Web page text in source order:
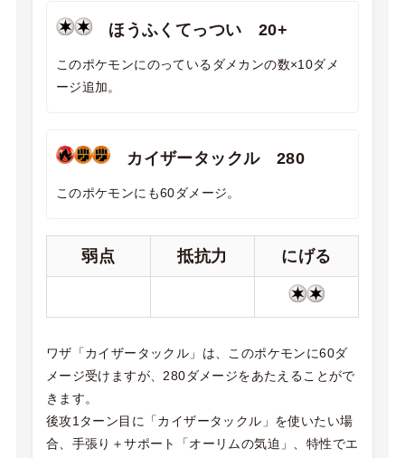
ほうふくてっつい 20+
このポケモンにのっているダメカンの数×10ダメ
ージ追加。
カイザータックル 280
このポケモンにも60ダメージ。
弱点 抵抗力 にげる
ワザ「カイザータックル」は、このポケモンに60ダ
メージ受けますが、280ダメージをあたえることがで
きます。
後攻1ターン目に「カイザータックル」を使いたい場
合、手張り＋サポート「オーリムの気迫」、特性でエ